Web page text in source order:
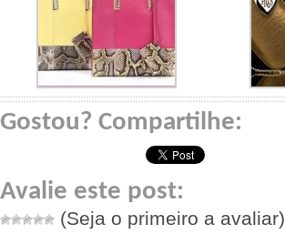
Gostou? Compartilhe:
Avalie este post:
(Seja o primeiro a avaliar)